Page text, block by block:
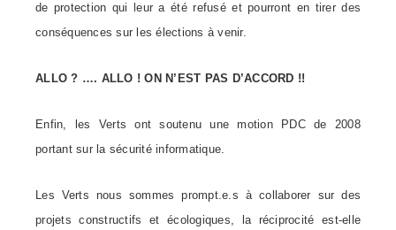
de protection qui leur a été refusé et pourront en tirer des
conséquences sur les élections à venir.
ALLO ? …. ALLO ! ON N’EST PAS D’ACCORD !!
Enfin, les Verts ont soutenu une motion PDC de 2008
portant sur la sécurité informatique.
Les Verts nous sommesprompt.e.s à collaborer sur des
projets constructifs et écologiques, la réciprocité est-elle